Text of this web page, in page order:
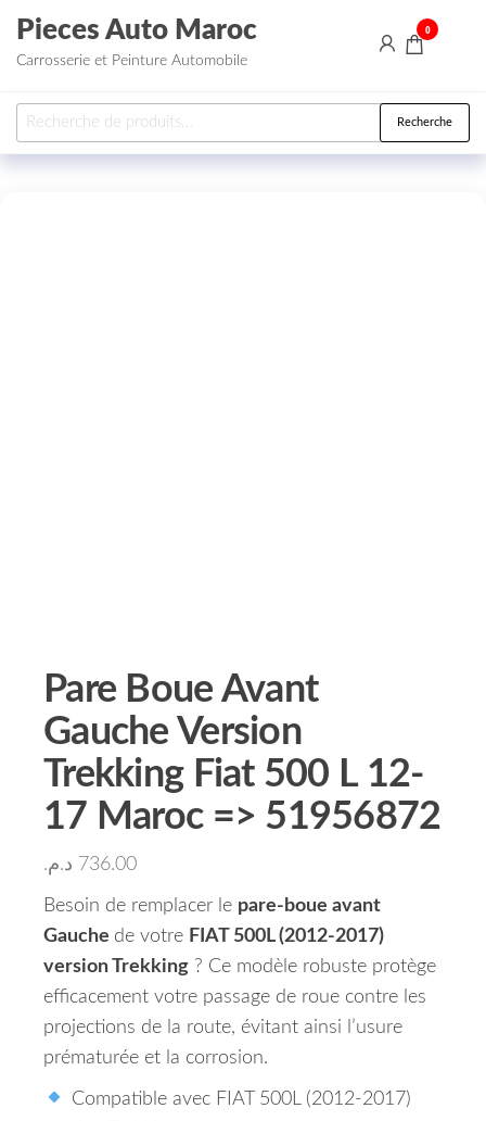
Aller au contenu
Pieces Auto Maroc
Carrosserie et Peinture Automobile
0
Recherche pour : Recherche
Pare Boue Avant
Gauche Version
Trekking Fiat 500 L 12-
17 Maroc => 51956872
736.00 د.م.
Besoin de remplacer le pare-boue avant
Gauche de votre FIAT 500L (2012-2017)
version Trekking ? Ce modèle robuste protège
efficacement votre passage de roue contre les
projections de la route, évitant ainsi l’usure
prématurée et la corrosion.
Compatible avec FIAT 500L (2012-2017)